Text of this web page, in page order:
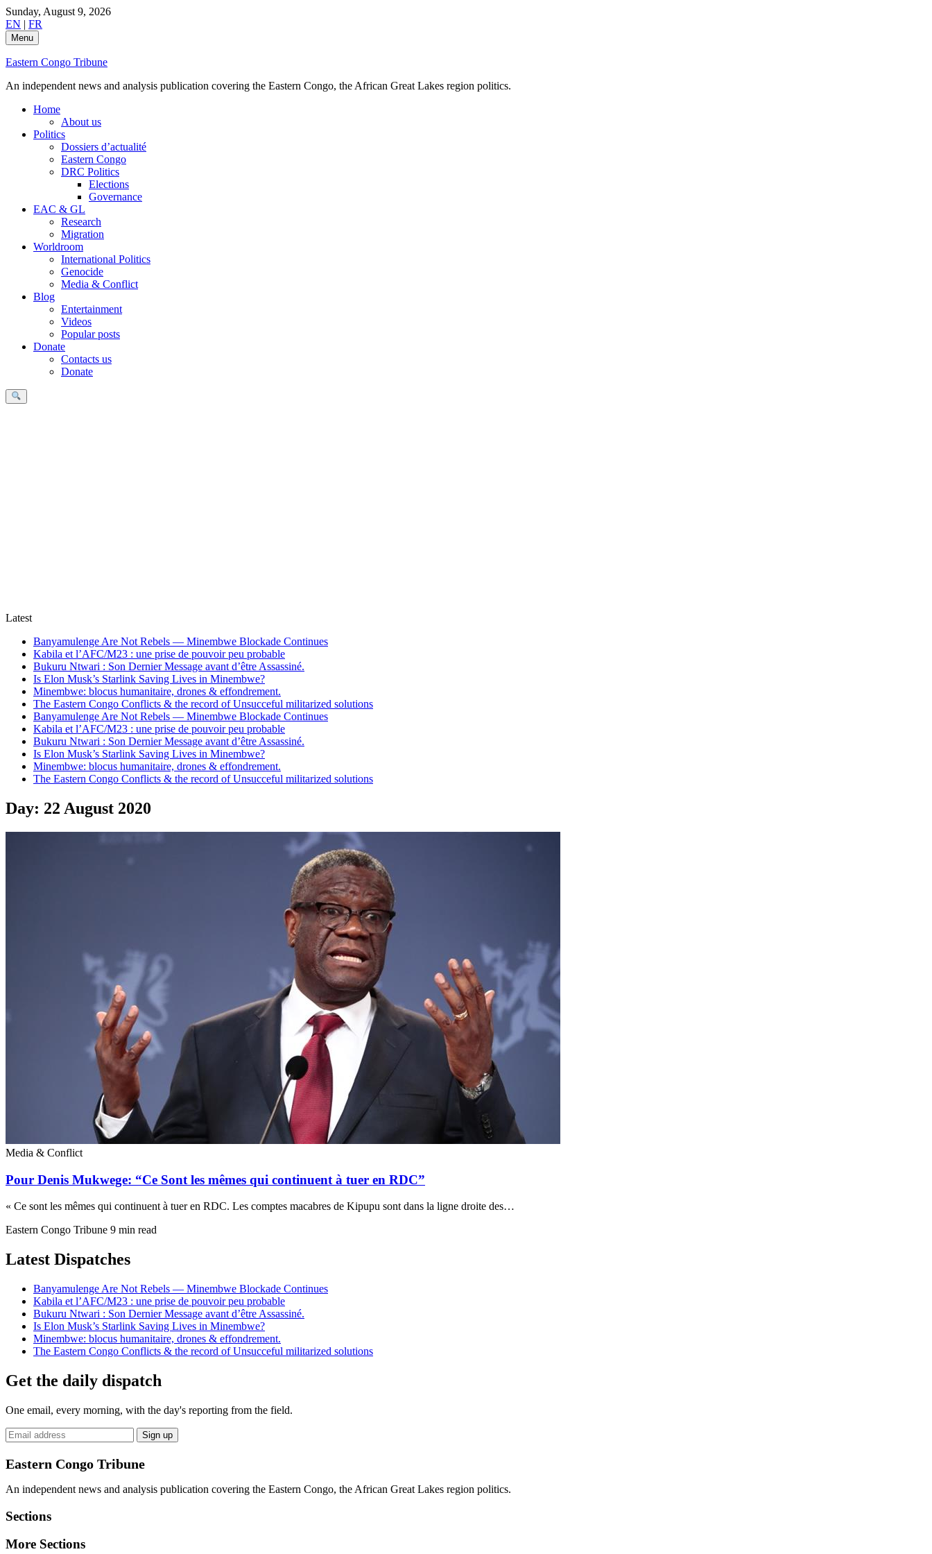
Skip
to
content
Sunday, August 9, 2026
EN | FR
Menu
Eastern Congo Tribune
An independent news and analysis publication covering the Eastern Congo, the African Great Lakes region politics.
Home
About us
Politics
Dossiers d’actualité
Eastern Congo
DRC Politics
Elections
Governance
EAC & GL
Research
Migration
Worldroom
International Politics
Genocide
Media & Conflict
Blog
Entertainment
Videos
Popular posts
Donate
Contacts us
Donate
Search
Latest
Banyamulenge Are Not Rebels — Minembwe Blockade Continues
Kabila et l’AFC/M23 : une prise de pouvoir peu probable
Bukuru Ntwari : Son Dernier Message avant d’être Assassiné.
Is Elon Musk’s Starlink Saving Lives in Minembwe?
Minembwe: blocus humanitaire, drones & effondrement.
The Eastern Congo Conflicts & the record of Unsucceful militarized solutions
Banyamulenge Are Not Rebels — Minembwe Blockade Continues
Kabila et l’AFC/M23 : une prise de pouvoir peu probable
Bukuru Ntwari : Son Dernier Message avant d’être Assassiné.
Is Elon Musk’s Starlink Saving Lives in Minembwe?
Minembwe: blocus humanitaire, drones & effondrement.
The Eastern Congo Conflicts & the record of Unsucceful militarized solutions
Day: 22 August 2020
Media & Conflict
Pour Denis Mukwege: “Ce Sont les mêmes qui continuent à tuer en RDC”
« Ce sont les mêmes qui continuent à tuer en RDC. Les comptes macabres de Kipupu sont dans la ligne droite des…
Eastern Congo Tribune 9 min read
Latest Dispatches
Banyamulenge Are Not Rebels — Minembwe Blockade Continues
Kabila et l’AFC/M23 : une prise de pouvoir peu probable
Bukuru Ntwari : Son Dernier Message avant d’être Assassiné.
Is Elon Musk’s Starlink Saving Lives in Minembwe?
Minembwe: blocus humanitaire, drones & effondrement.
The Eastern Congo Conflicts & the record of Unsucceful militarized solutions
Get the daily dispatch
One email, every morning, with the day's reporting from the field.
Email
address
Sign up
Eastern Congo Tribune
An independent news and analysis publication covering the Eastern Congo, the African Great Lakes region politics.
Sections
More Sections